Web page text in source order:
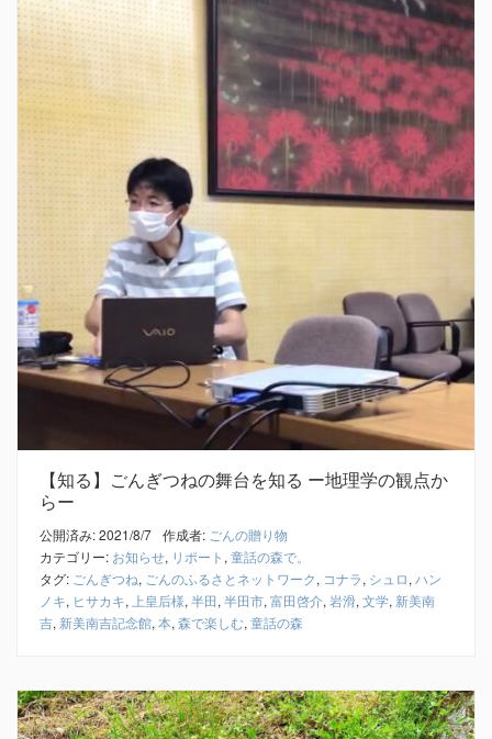
【知る】ごんぎつねの舞台を知る ー地理学の観点か
らー
公開済み: 2021/8/7 作成者: ごんの贈り物
カテゴリー: お知らせ, リポート , 童話の森で。
タグ: ごんぎつね, ごんのふるさとネットワーク, コナラ, シュロ, ハン
ノキ, ヒサカキ, 上皇后様, 半田, 半田市, 富田啓介, 岩滑, 文学, 新美南
吉, 新美南吉記念館, 本, 森で楽しむ, 童話の森